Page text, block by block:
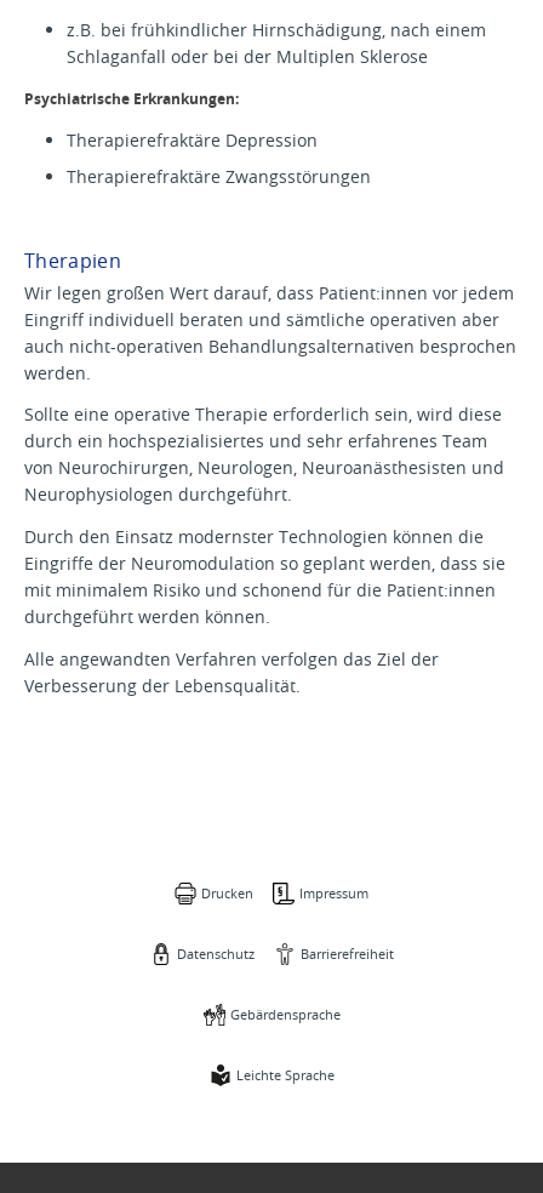
z.B. bei frühkindlicher Hirnschädigung, nach einem
Schlaganfall oder bei der Multiplen Sklerose
Psychiatrische Erkrankungen:
Therapierefraktäre Depression
Therapierefraktäre Zwangsstörungen
Therapien
Wir legen großen Wert darauf, dass Patient:innen vor jedem
Eingriff individuell beraten und sämtliche operativen aber
auch nicht-operativen Behandlungsalternativen besprochen
werden.
Sollte eine operative Therapie erforderlich sein, wird diese
durch ein hochspezialisiertes und sehr erfahrenes Team
von Neurochirurgen, Neurologen, Neuroanästhesisten und
Neurophysiologen durchgeführt.
Durch den Einsatz modernster Technologien können die
Eingriffe der Neuromodulation so geplant werden, dass sie
mit minimalem Risiko und schonend für die Patient:innen
durchgeführt werden können.
Alle angewandten Verfahren verfolgen das Ziel der
Verbesserung der Lebensqualität.
Drucken Impressum
Datenschutz Barrierefreiheit
Gebärdensprache
Leichte Sprache